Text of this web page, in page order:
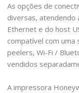
As opções de
diversas, atendendo
Ethernet e do host
compatível com
peelers, Wi-Fi /
vendidos
A impressora